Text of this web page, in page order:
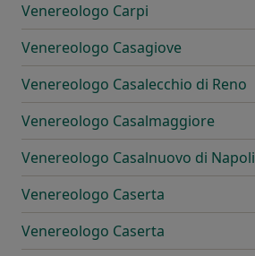
Venereologo Carpi
Venereologo Casagiove
Venereologo Casalecchio di Reno
Venereologo Casalmaggiore
Venereologo Casalnuovo di Napoli
Venereologo Caserta
Venereologo Caserta